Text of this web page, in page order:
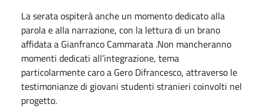
La serata ospiterà anche un momento dedicato alla
parola e alla narrazione, con la lettura di un brano
affidata a Gianfranco Cammarata .Non mancheranno
momenti dedicati all’integrazione, tema
particolarmente caro a Gero Difrancesco, attraverso le
testimonianze di giovani studenti stranieri coinvolti nel
progetto.